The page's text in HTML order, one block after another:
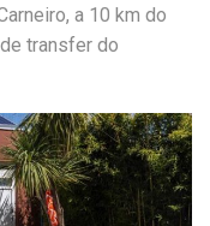
a 10 km do
transfer do